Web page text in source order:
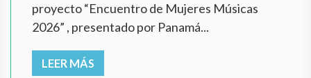
proyecto “Encuentro de Mujeres Músicas
2026” , presentado por Panamá...
LEER MÁS